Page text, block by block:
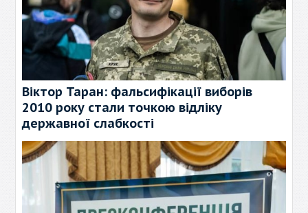
Віктор Таран: фальсифікації виборів
2010 року стали точкою відліку
державної слабкості